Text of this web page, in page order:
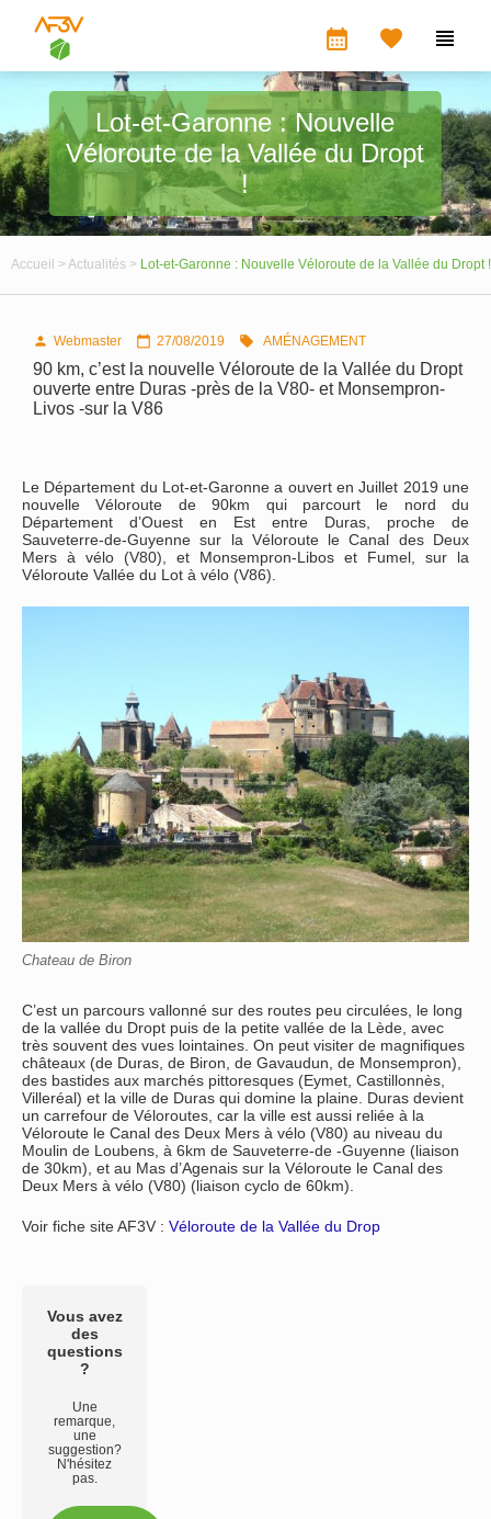
calendar_month  
Lot-et-Garonne : Nouvelle
Véloroute de la Vallée du Dropt
!
Accueil > Actualités > Lot-et-Garonne : Nouvelle Véloroute de la Vallée du Dropt !
 Webmaster  27/08/2019  AMÉNAGEMENT
90 km, c’est la nouvelle Véloroute de la Vallée du Dropt
ouverte entre Duras -près de la V80- et Monsempron-
Livos -sur la V86
Le Département du Lot-et-Garonne a ouvert en Juillet 2019 une
nouvelle Véloroute de 90km qui parcourt le nord du
Département d’Ouest en Est entre Duras, proche de
Sauveterre-de-Guyenne sur la Véloroute le Canal des Deux
Mers à vélo (V80), et Monsempron-Libos et Fumel, sur la
Véloroute Vallée du Lot à vélo (V86).
Chateau de Biron
C’est un parcours vallonné sur des routes peu circulées, le long
de la vallée du Dropt puis de la petite vallée de la Lède, avec
très souvent des vues lointaines. On peut visiter de magnifiques
châteaux (de Duras, de Biron, de Gavaudun, de Monsempron),
des bastides aux marchés pittoresques (Eymet, Castillonnès,
Villeréal) et la ville de Duras qui domine la plaine. Duras devient
un carrefour de Véloroutes, car la ville est aussi reliée à la
Véloroute le Canal des Deux Mers à vélo (V80) au niveau du
Moulin de Loubens, à 6km de Sauveterre-de -Guyenne (liaison
de 30km), et au Mas d’Agenais sur la Véloroute le Canal des
Deux Mers à vélo (V80) (liaison cyclo de 60km).
Voir fiche site AF3V : Véloroute de la Vallée du Drop
Vous avez
des
questions
?
Une
remarque,
une
suggestion?
N'hésitez
pas.